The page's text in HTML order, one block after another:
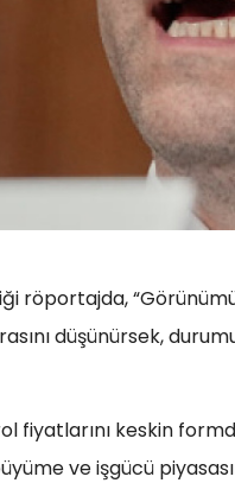
röportajda,
düşünürsek,
fiyatlarını keskin
ve işgücü